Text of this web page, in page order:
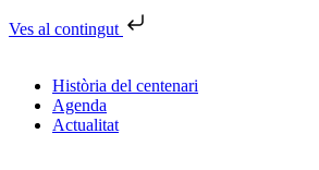
Ves al contingut
Història del centenari
Agenda
Actualitat